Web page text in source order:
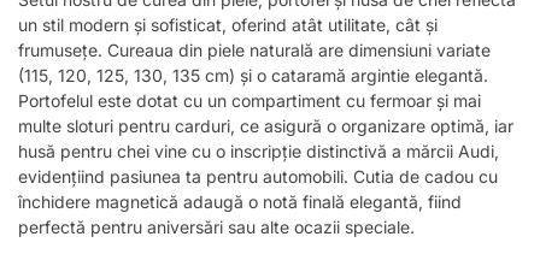
un stil modern și sofisticat, oferind atât utilitate, cât și
frumusețe. Cureaua din piele naturală are dimensiuni variate
(115, 120, 125, 130, 135 cm) și o cataramă argintie elegantă.
Portofelul este dotat cu un compartiment cu fermoar și mai
multe sloturi pentru carduri, ce asigură o organizare optimă, iar
husă pentru chei vine cu o inscripție distinctivă a mărcii Audi,
evidențiind pasiunea ta pentru automobili. Cutia de cadou cu
închidere magnetică adaugă o notă finală elegantă, fiind
perfectă pentru aniversări sau alte ocazii speciale.